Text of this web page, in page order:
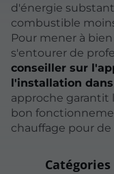
Catégories
d'énergie
combustible
Pour mener à
s'entourer de
conseiller sur
l'installation
approche garantit
bon
chauffage pour